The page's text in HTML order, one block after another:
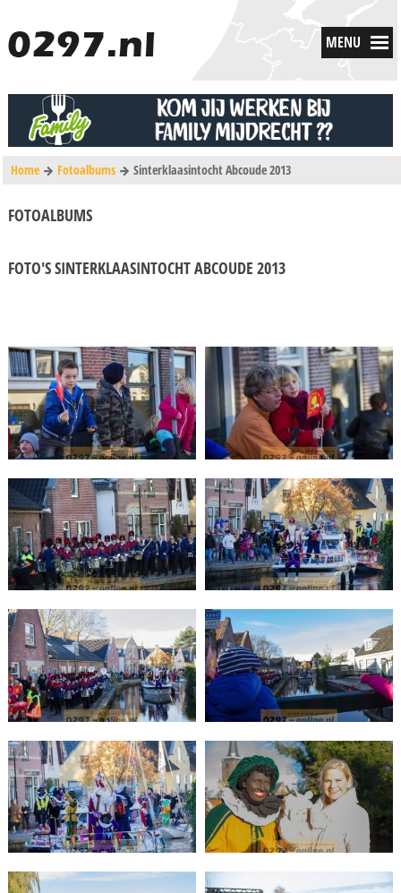
MENU
Home Fotoalbums Sinterklaasintocht Abcoude 2013
FOTOALBUMS
FOTO'S SINTERKLAASINTOCHT ABCOUDE 2013